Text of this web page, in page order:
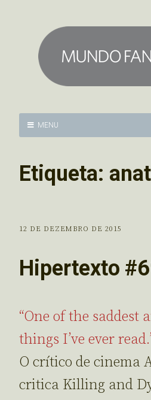
MENU
Etiqueta:
12 DE DEZEMBRO DE 2015
Hipertexto
“One of the saddest
things I’ve ever
O crítico de cinema
critica Killing and